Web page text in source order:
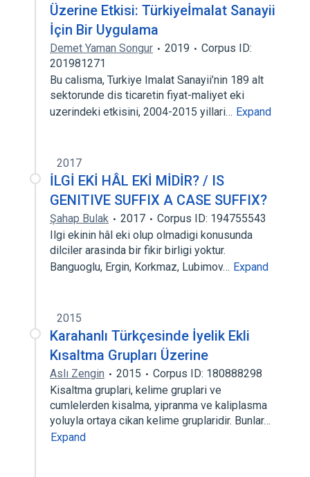
Üzerine Etkisi: Türkiyeİmalat Sanayii
İçin Bir Uygulama
Demet Yaman Songur 2019
Corpus ID:
201981271
Bu calisma, Turkiye Imalat Sanayii’nin 189 alt
sektorunde dis ticaretin fiyat-maliyet eki
uzerindeki etkisini, 2004-2015 yillari… Expand
2017
İLGİ EKİ HÂL EKİ MİDİR? / IS
GENITIVE SUFFIX A CASE SUFFIX?
Şahap Bulak 2017
Corpus ID: 194755543
Ilgi ekinin hâl eki olup olmadigi konusunda
dilciler arasinda bir fikir birligi yoktur.
Banguoglu, Ergin, Korkmaz, Lubimov… Expand
2015
Karahanlı Türkçesinde İyelik Ekli
Kısaltma Grupları Üzerine
Aslı Zengin 2015
Corpus ID: 180888298
Kisaltma gruplari, kelime gruplari ve
cumlelerden kisalma, yipranma ve kaliplasma
yoluyla ortaya cikan kelime gruplaridir. Bunlar…
Expand